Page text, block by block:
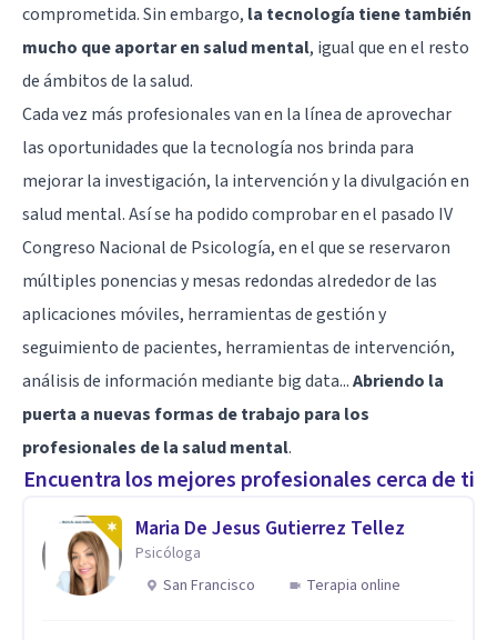
comprometida. Sin embargo, la tecnología tiene también
mucho que aportar en salud mental, igual que en el resto
de ámbitos de la salud.
Cada vez más profesionales van en la línea de aprovechar
las oportunidades que la tecnología nos brinda para
mejorar la investigación, la intervención y la divulgación en
salud mental. Así se ha podido comprobar en el pasado IV
Congreso Nacional de Psicología, en el que se reservaron
múltiples ponencias y mesas redondas alrededor de las
aplicaciones móviles, herramientas de gestión y
seguimiento de pacientes, herramientas de intervención,
análisis de información mediante big data...Abriendo la
puerta a nuevas formas de trabajo para los
profesionales de la salud mental.
Encuentra los mejores profesionales cerca de ti
Maria De Jesus Gutierrez Tellez
Psicóloga
San Francisco
Terapia online